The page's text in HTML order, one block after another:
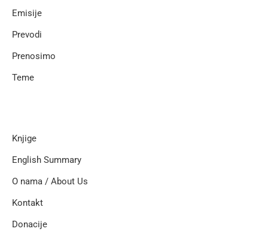
Emisije
Prevodi
Prenosimo
Teme
Knjige
English Summary
O nama / About Us
Kontakt
Donacije